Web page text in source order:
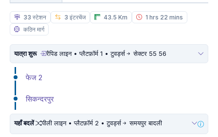
33 स्टेशन 3 इंटरचेंज 43.5 Km
1 hrs 22 mins
कठिन मार्ग
यात्रा शुरू रैपिड लाइन • प्लैटफ़ॉर्म 1 • टुवर्ड्स सेक्टर 55 56
फेज 2
सिकन्दरपुर
यहाँ बदलें पीली लाइन • प्लैटफ़ॉर्म 2 • टुवर्ड्स समयपुर बादली